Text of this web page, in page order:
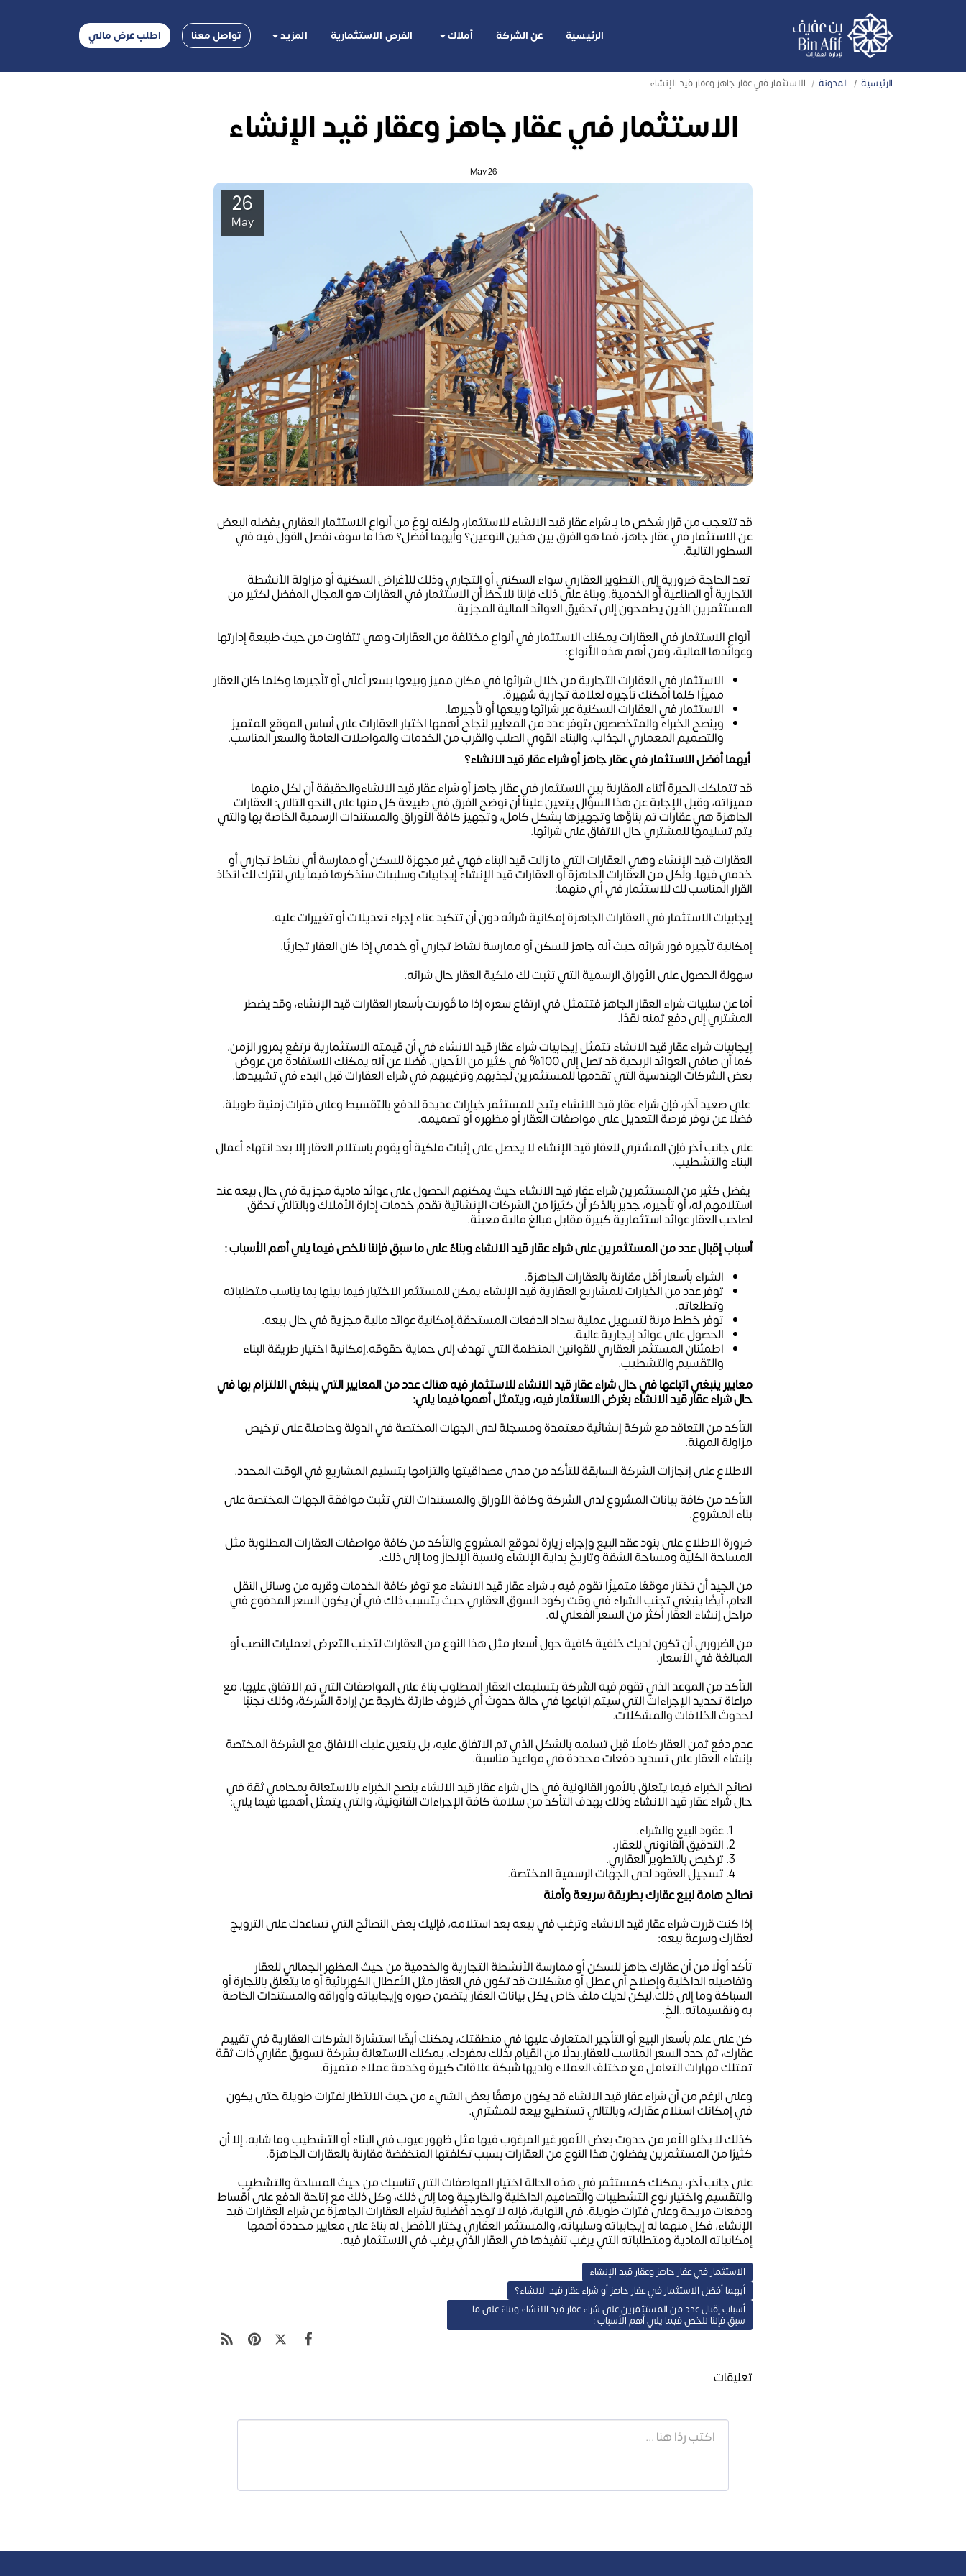
الرئيسية عن الشركة أملاك الفرص الاستثمارية المزيد تواصل معنا اطلب عرض مالي
الرئيسية المدونة الاستثمار في عقار جاهز وعقار قيد الإنشاء
الاستثمار في عقار جاهز وعقار قيد الإنشاء
26
May
26
May
قد تتعجب من قرار شخص ما بـ شراء عقار قيد الانشاء للاستثمار، ولكنه نوعٌ من أنواع الاستثمار العقاري يفضله البعض
عن الاستثمار في عقار جاهز، فما هو الفرق بين هذين النوعين؟ وأيهما أفضل؟ هذا ما سوف نفصل القول فيه في
السطور التالية.
تعد الحاجة ضرورية إلى التطوير العقاري سواء السكني أو التجاري وذلك للأغراض السكنية أو مزاولة الأنشطة
التجارية أو الصناعية أو الخدمية، وبناءً على ذلك فإننا نلاحظ أن الاستثمار في العقارات هو المجال المفضل لكثير من
المستثمرين الذين يطمحون إلى تحقيق العوائد المالية المجزية.
أنواع الاستثمار في العقارات يمكنك الاستثمار في أنواع مختلفة من العقارات وهي تتفاوت من حيث طبيعة إدارتها
وعوائدها المالية، ومن أهم هذه الأنواع:
الاستثمار في العقارات التجارية من خلال شرائها في مكان مميز وبيعها بسعر أعلى أو تأجيرها وكلما كان العقار
مميزًا كلما أمكنك تأجيره لعلامة تجارية شهيرة.
الاستثمار في العقارات السكنية عبر شرائها وبيعها أو تأجيرها.
وينصح الخبراء والمتخصصون بتوفر عدد من المعايير لنجاح أهمها اختيار العقارات على أساس الموقع المتميز
والتصميم المعماري الجذاب، والبناء القوي الصلب والقرب من الخدمات والمواصلات العامة والسعر المناسب.
أيهما أفضل الاستثمار في عقار جاهز أو شراء عقار قيد الانشاء؟
قد تتملكك الحيرة أثناء المقارنة بين الاستثمار في عقار جاهز أو شراء عقار قيد الانشاءوالحقيقة أن لكل منهما
مميزاته، وقبل الإجابة عن هذا السؤال يتعين علينا أن نوضح الفرق في طبيعة كل منها على النحو التالي: العقارات
الجاهزة هي عقارات تم بناؤها وتجهيزها بشكل كامل، وتجهيز كافة الأوراق والمستندات الرسمية الخاصة بها والتي
يتم تسليمها للمشتري حال الاتفاق على شرائها.
العقارات قيد الإنشاء وهي العقارات التي ما زالت قيد البناء فهي غير مجهزة للسكن أو ممارسة أي نشاط تجاري أو
خدمي فيها. ولكل من العقارات الجاهزة أو العقارات قيد الإنشاء إيجابيات وسلبيات سنذكرها فيما يلي لنترك لك اتخاذ
القرار المناسب لك للاستثمار في أي منهما:
إيجابيات الاستثمار في العقارات الجاهزة إمكانية شرائه دون أن تتكبد عناء إجراء تعديلات أو تغييرات عليه.
إمكانية تأجيره فور شرائه حيث أنه جاهز للسكن أو ممارسة نشاط تجاري أو خدمي إذا كان العقار تجاريًّا.
سهولة الحصول على الأوراق الرسمية التي تثبت لك ملكية العقار حال شرائه.
أما عن سلبيات شراء العقار الجاهز فتتمثل في ارتفاع سعره إذا ما قُورنت بأسعار العقارات قيد الإنشاء، وقد يضطر
المشتري إلى دفع ثمنه نقدًا.
إيجابيات شراء عقار قيد الانشاء تتمثل إيجابيات شراء عقار قيد الانشاء في أن قيمته الاستثمارية ترتفع بمرور الزمن،
كما أن صافي العوائد الربحية قد تصل إلى 100% في كثير من الأحيان، فضلا عن أنه يمكنك الاستفادة من عروض
بعض الشركات الهندسية التي تقدمها للمستثمرين لجذبهم وترغيبهم في شراء العقارات قبل البدء في تشييدها.
على صعيد آخر، فإن شراء عقار قيد الانشاء يتيح للمستثمر خيارات عديدة للدفع بالتقسيط وعلى فترات زمنية طويلة،
فضلًا عن توفر فرصة التعديل على مواصفات العقار أو مظهره أو تصميمه.
على جانب آخر فإن المشتري للعقار قيد الإنشاء لا يحصل على إثبات ملكية أو يقوم باستلام العقار إلا بعد انتهاء أعمال
البناء والتشطيب.
يفضل كثير من المستثمرين شراء عقار قيد الانشاء حيث يمكنهم الحصول على عوائد مادية مجزية في حال بيعه عند
استلامهم له، أو تأجيره، جدير بالذكر أن كثيرًا من الشركات الإنشائية تقدم خدمات إدارة الأملاك وبالتالي تحقق
لصاحب العقار عوائد استثمارية كبيرة مقابل مبالغ مالية معينة.
أسباب إقبال عدد من المستثمرين على شراء عقار قيد الانشاء وبناءً على ما سبق فإننا نلخص فيما يلي أهم الأسباب :
الشراء بأسعار أقل مقارنة بالعقارات الجاهزة.
توفر عدد من الخيارات للمشاريع العقارية قيد الإنشاء يمكن للمستثمر الاختيار فيما بينها بما يناسب متطلباته
وتطلعاته.
توفر خطط مرنة لتسهيل عملية سداد الدفعات المستحقة.إمكانية عوائد مالية مجزية في حال بيعه.
الحصول على عوائد إيجارية عالية.
اطمئنان المستثمر العقاري للقوانين المنظمة التي تهدف إلى حماية حقوقه.إمكانية اختيار طريقة البناء
والتقسيم والتشطيب.
معايير ينبغي اتباعها في حال شراء عقار قيد الانشاء للاستثمار فيه هناك عدد من المعايير التي ينبغي الالتزام بها في
حال شراء عقار قيد الانشاء بغرض الاستثمار فيه، ويتمثل أهمها فيما يلي:
التأكد من التعاقد مع شركة إنشائية معتمدة ومسجلة لدى الجهات المختصة في الدولة وحاصلة على ترخيص
مزاولة المهنة.
الاطلاع على إنجازات الشركة السابقة للتأكد من مدى مصداقيتها والتزامها بتسليم المشاريع في الوقت المحدد.
التأكد من كافة بيانات المشروع لدى الشركة وكافة الأوراق والمستندات التي تثبت موافقة الجهات المختصة على
بناء المشروع.
ضرورة الاطلاع على بنود عقد البيع وإجراء زيارة لموقع المشروع والتأكد من كافة مواصفات العقارات المطلوبة مثل
المساحة الكلية ومساحة الشقة وتاريخ بداية الإنشاء ونسبة الإنجاز وما إلى ذلك.
من الجيد أن تختار موقعًا متميزًا تقوم فيه بـ شراء عقار قيد الانشاء مع توفر كافة الخدمات وقربه من وسائل النقل
العام، أيضًا ينبغي تجنب الشراء في وقت ركود السوق العقاري حيث يتسبب ذلك في أن يكون السعر المدفوع في
مراحل إنشاء العقار أكثر من السعر الفعلي له.
من الضروري أن تكون لديك خلفية كافية حول أسعار مثل هذا النوع من العقارات لتجنب التعرض لعمليات النصب أو
المبالغة في الأسعار.
التأكد من الموعد الذي تقوم فيه الشركة بتسليمك العقار المطلوب بناءً على المواصفات التي تم الاتفاق عليها، مع
مراعاة تحديد الإجراءات التي سيتم اتباعها في حالة حدوث أي ظروف طارئة خارجة عن إرادة الشركة، وذلك تجنبًا
لحدوث الخلافات والمشكلات.
عدم دفع ثمن العقار كاملًا قبل تسلُّمه بالشكل الذي تم الاتفاق عليه، بل يتعين عليك الاتفاق مع الشركة المختصة
بإنشاء العقار على تسديد دفعات محددة في مواعيد مناسبة.
نصائح الخبراء فيما يتعلق بالأمور القانونية في حال شراء عقار قيد الانشاء ينصح الخبراء بالاستعانة بمحامي ثقة في
حال شراء عقار قيد الانشاء وذلك بهدف التأكد من سلامة كافة الإجراءات القانونية، والتي يتمثل أهمها فيما يلي:
عقود البيع والشراء.
التدقيق القانوني للعقار.
ترخيص بالتطوير العقاري.
تسجيل العقود لدى الجهات الرسمية المختصة.
نصائح هامة لبيع عقارك بطريقة سريعة وآمنة
إذا كنت قررت شراء عقار قيد الانشاء وترغب في بيعه بعد استلامه، فإليك بعض النصائح التي تساعدك على الترويج
لعقارك وسرعة بيعه:
تأكد أولًا من أن عقارك جاهز للسكن أو ممارسة الأنشطة التجارية والخدمية من حيث المظهر الجمالي للعقار
وتفاصيله الداخلية وإصلاح أي عطل أو مشكلات قد تكون في العقار مثل الأعطال الكهربائية أو ما يتعلق بالنجارة أو
السباكة وما إلى ذلك.ليكن لديك ملف خاص يكل بيانات العقار يتضمن صوره وإيجابياته وأوراقه والمستندات الخاصة
به وتقسيماته..الخ.
كن على علم بأسعار البيع أو التأجير المتعارف عليها في منطقتك، يمكنك أيضًا استشارة الشركات العقارية في تقييم
عقارك، ثم حدد السعر المناسب للعقار.بدلًا من القيام بذلك بمفردك، يمكنك الاستعانة بشركة تسويق عقاري ذات ثقة
تمتلك مهارات التعامل مع مختلف العملاء ولديها شبكة علاقات كبيرة وخدمة عملاء متميزة.
وعلى الرغم من أن شراء عقار قيد الانشاء قد يكون مرهقًا بعض الشيء من حيث الانتظار لفترات طويلة حتى يكون
في إمكانك استلام عقارك، وبالتالي تستطيع بيعه للمشتري.
كذلك لا يخلو الأمر من حدوث بعض الأمور غير المرغوب فيها مثل ظهور عيوب في البناء أو التشطيب وما شابه، إلا أن
كثيرًا من المستثمرين يفضلون هذا النوع من العقارات بسبب تكلفتها المنخفضة مقارنة بالعقارات الجاهزة.
على جانب آخر، يمكنك كمستثمر في هذه الحالة اختيار المواصفات التي تناسبك من حيث المساحة والتشطيب
والتقسيم واختيار نوع التشطيبات والتصاميم الداخلية والخارجية وما إلى ذلك، وكل ذلك مع إتاحة الدفع على أقساط
ودفعات مريحة وعلى فترات طويلة. في النهاية، فإنه لا توجد أفضلية لشراء العقارات الجاهزة عن شراء العقارات قيد
الإنشاء، فكل منهما له إيجابياته وسلبياته، والمستثمر العقاري يختار الأفضل له بناءً على معايير محددة أهمها
إمكانياته المادية ومتطلباته التي يرغب تنفيذها في العقار الذي يرغب في الاستثمار فيه.
الاستثمار في عقار جاهز وعقار قيد الإنشاء
أيهما أفضل الاستثمار في عقار جاهز أو شراء عقار قيد الانشاء؟
أسباب إقبال عدد من المستثمرين على شراء عقار قيد الانشاء وبناءً على ما
سبق فإننا نلخص فيما يلي أهم الأسباب :
تعليقات